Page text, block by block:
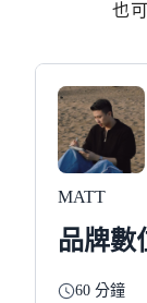
也
MATT
品牌數
60 分鐘